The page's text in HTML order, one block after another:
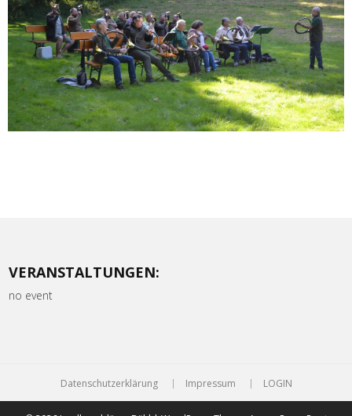
VERANSTALTUNGEN:
no event
Datenschutzerklärung Impressum LOGIN